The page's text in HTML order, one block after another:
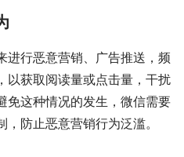
进行恶意营销、广告推送，频
以获取阅读量或点击量，干扰
免这种情况的发生，微信需要
防止恶意营销行为泛滥。